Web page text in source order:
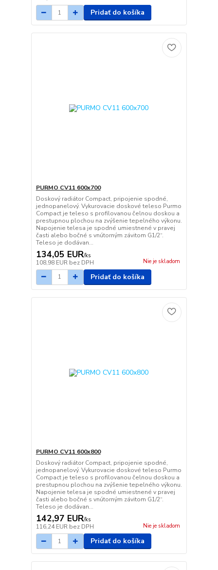
Pridať do košíka
PURMO CV11 600x700
Doskový radiátor Compact, pripojenie spodné,
jednopanelový. Vykurovacie doskové teleso Purmo
Compact je teleso s profilovanou čelnou doskou a
prestupnou plochou na zvýšenie tepelného výkonu.
Napojenie telesa je spodné umiestnené v pravej
časti alebo bočné s vnútorným závitom G1/2“.
Teleso je dodávan...
134,05 EUR/ks
108,98 EUR bez DPH Nie je skladom
Pridať do košíka
PURMO CV11 600x800
Doskový radiátor Compact, pripojenie spodné,
jednopanelový. Vykurovacie doskové teleso Purmo
Compact je teleso s profilovanou čelnou doskou a
prestupnou plochou na zvýšenie tepelného výkonu.
Napojenie telesa je spodné umiestnené v pravej
časti alebo bočné s vnútorným závitom G1/2“.
Teleso je dodávan...
142,97 EUR/ks
116,24 EUR bez DPH Nie je skladom
Pridať do košíka